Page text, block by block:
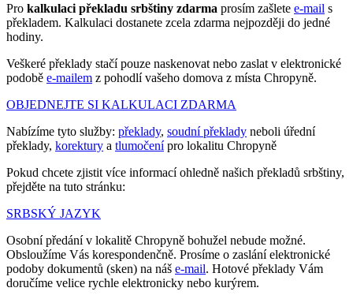
Pro kalkulaci překladu srbštiny zdarma prosím zašlete e-mail s
překladem. Kalkulaci dostanete zcela zdarma nejpozději do jedné
hodiny.
Veškeré překlady stačí pouze naskenovat nebo zaslat v elektronické
podobě e-mailem z pohodlí vašeho domova z místa Chropyně.
OBJEDNEJTE SI KALKULACI ZDARMA
Nabízíme tyto služby: překlady, soudní překlady neboli úřední
překlady, korektury a tlumočenípro lokalitu Chropyně
Pokud chcete zjistit více informací ohledně našich překladů srbštiny,
přejděte na tuto stránku:
SRBSKÝ JAZYK
Osobní předání v lokalitě Chropyně bohužel nebude možné.
Obsloužíme Vás korespondenčně. Prosíme o zaslání elektronické
podoby dokumentů (sken) na náš e-mail. Hotové překlady Vám
doručíme velice rychle elektronicky nebo kurýrem.